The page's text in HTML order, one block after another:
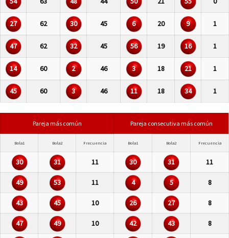
27 62 30 45 6 20 9 1
47 62 32 45 56 19 16 1
14 60 2 46 3 18 21 1
45 60 3 46 11 18 34 1
Pareja más común Pareja consecutiva más común
Bola1 Bola2 Frecuencia Bola1 Bola2 Frecuencia
30 31 11 30 31 11
49 53 11 4 5 8
43 45 10 26 27 8
47 49 10 42 43 8